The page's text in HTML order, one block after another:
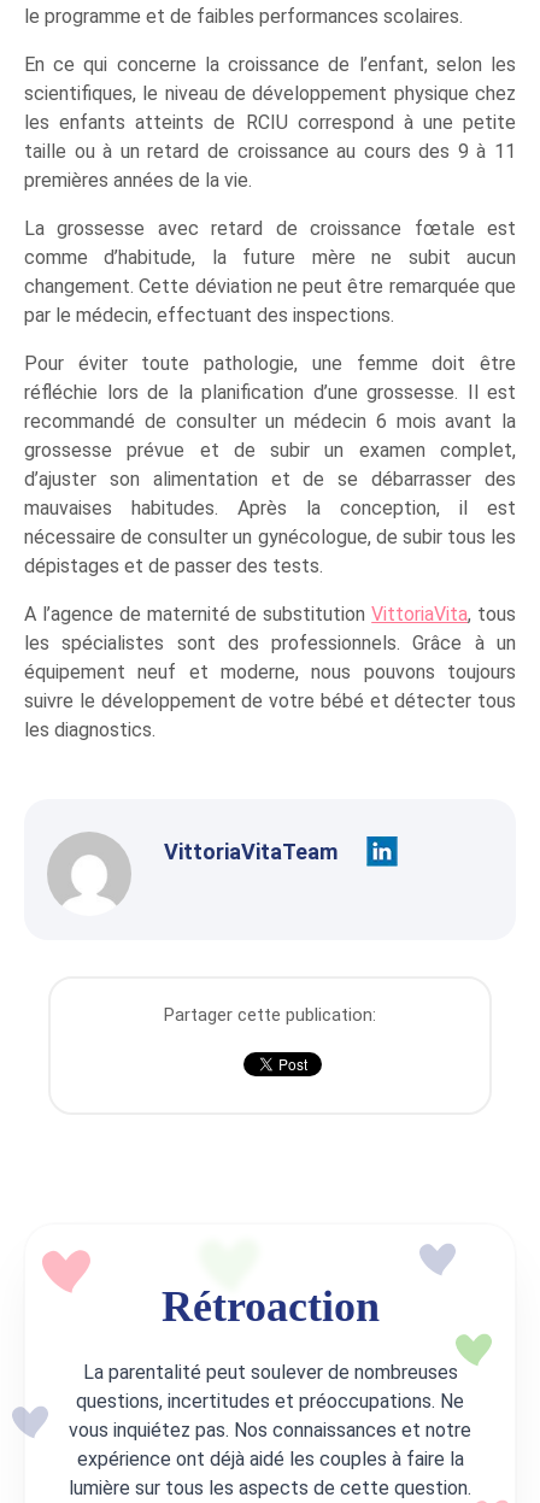
le programme et de faibles performances scolaires.
En ce qui concerne la croissance de l’enfant, selon les
scientifiques, le niveau de développement physique chez
les enfants atteints de RCIU correspond à une petite
taille ou à un retard de croissance au cours des 9 à 11
premières années de la vie.
La grossesse avec retard de croissance fœtale est
comme d’habitude, la future mère ne subit aucun
changement. Cette déviation ne peut être remarquée que
par le médecin, effectuant des inspections.
Pour éviter toute pathologie, une femme doit être
réfléchie lors de la planification d’une grossesse. Il est
recommandé de consulter un médecin 6 mois avant la
grossesse prévue et de subir un examen complet,
d’ajuster son alimentation et de se débarrasser des
mauvaises habitudes. Après la conception, il est
nécessaire de consulter un gynécologue, de subir tous les
dépistages et de passer des tests.
A l’agence de maternité de substitutionVittoriaVita, tous
les spécialistes sont des professionnels. Grâce à un
équipement neuf et moderne, nous pouvons toujours
suivre le développement de votre bébé et détecter tous
les diagnostics.
VittoriaVitaTeam
Partager cette publication:
Rétroaction
La parentalité peut soulever de nombreuses
questions, incertitudes et préoccupations. Ne
vous inquiétez pas. Nos connaissances et notre
expérience ont déjà aidé les couples à faire la
lumière sur tous les aspects de cette question.